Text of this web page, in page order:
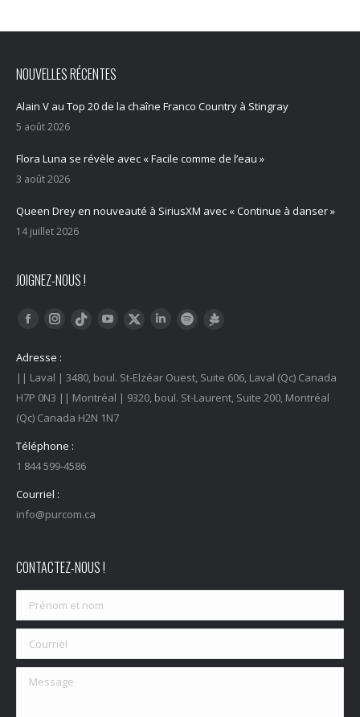
NOUVELLES RÉCENTES
Alain V au Top 20 de la chaîne Franco Country à Stingray
5 août 2026
Flora Luna se révèle avec « Facile comme de l’eau »
3 août 2026
Queen Drey en nouveauté à SiriusXM avec « Continue à danser »
14 juillet 2026
JOIGNEZ-NOUS !
Trouvez nous sur :
FacebookInstagram
Tiktok YouTubeTwitter LinkedInSpotify
Adresse :
|| Laval | 3480, boul. St-Elzéar Ouest, Suite 606, Laval (Qc) Canada
H7P 0N3 || Montréal | 9320, boul. St-Laurent, Suite 200, Montréal
(Qc) Canada H2N 1N7
Téléphone :
1 844 599-4586
Courriel :
info@purcom.ca
CONTACTEZ-NOUS !